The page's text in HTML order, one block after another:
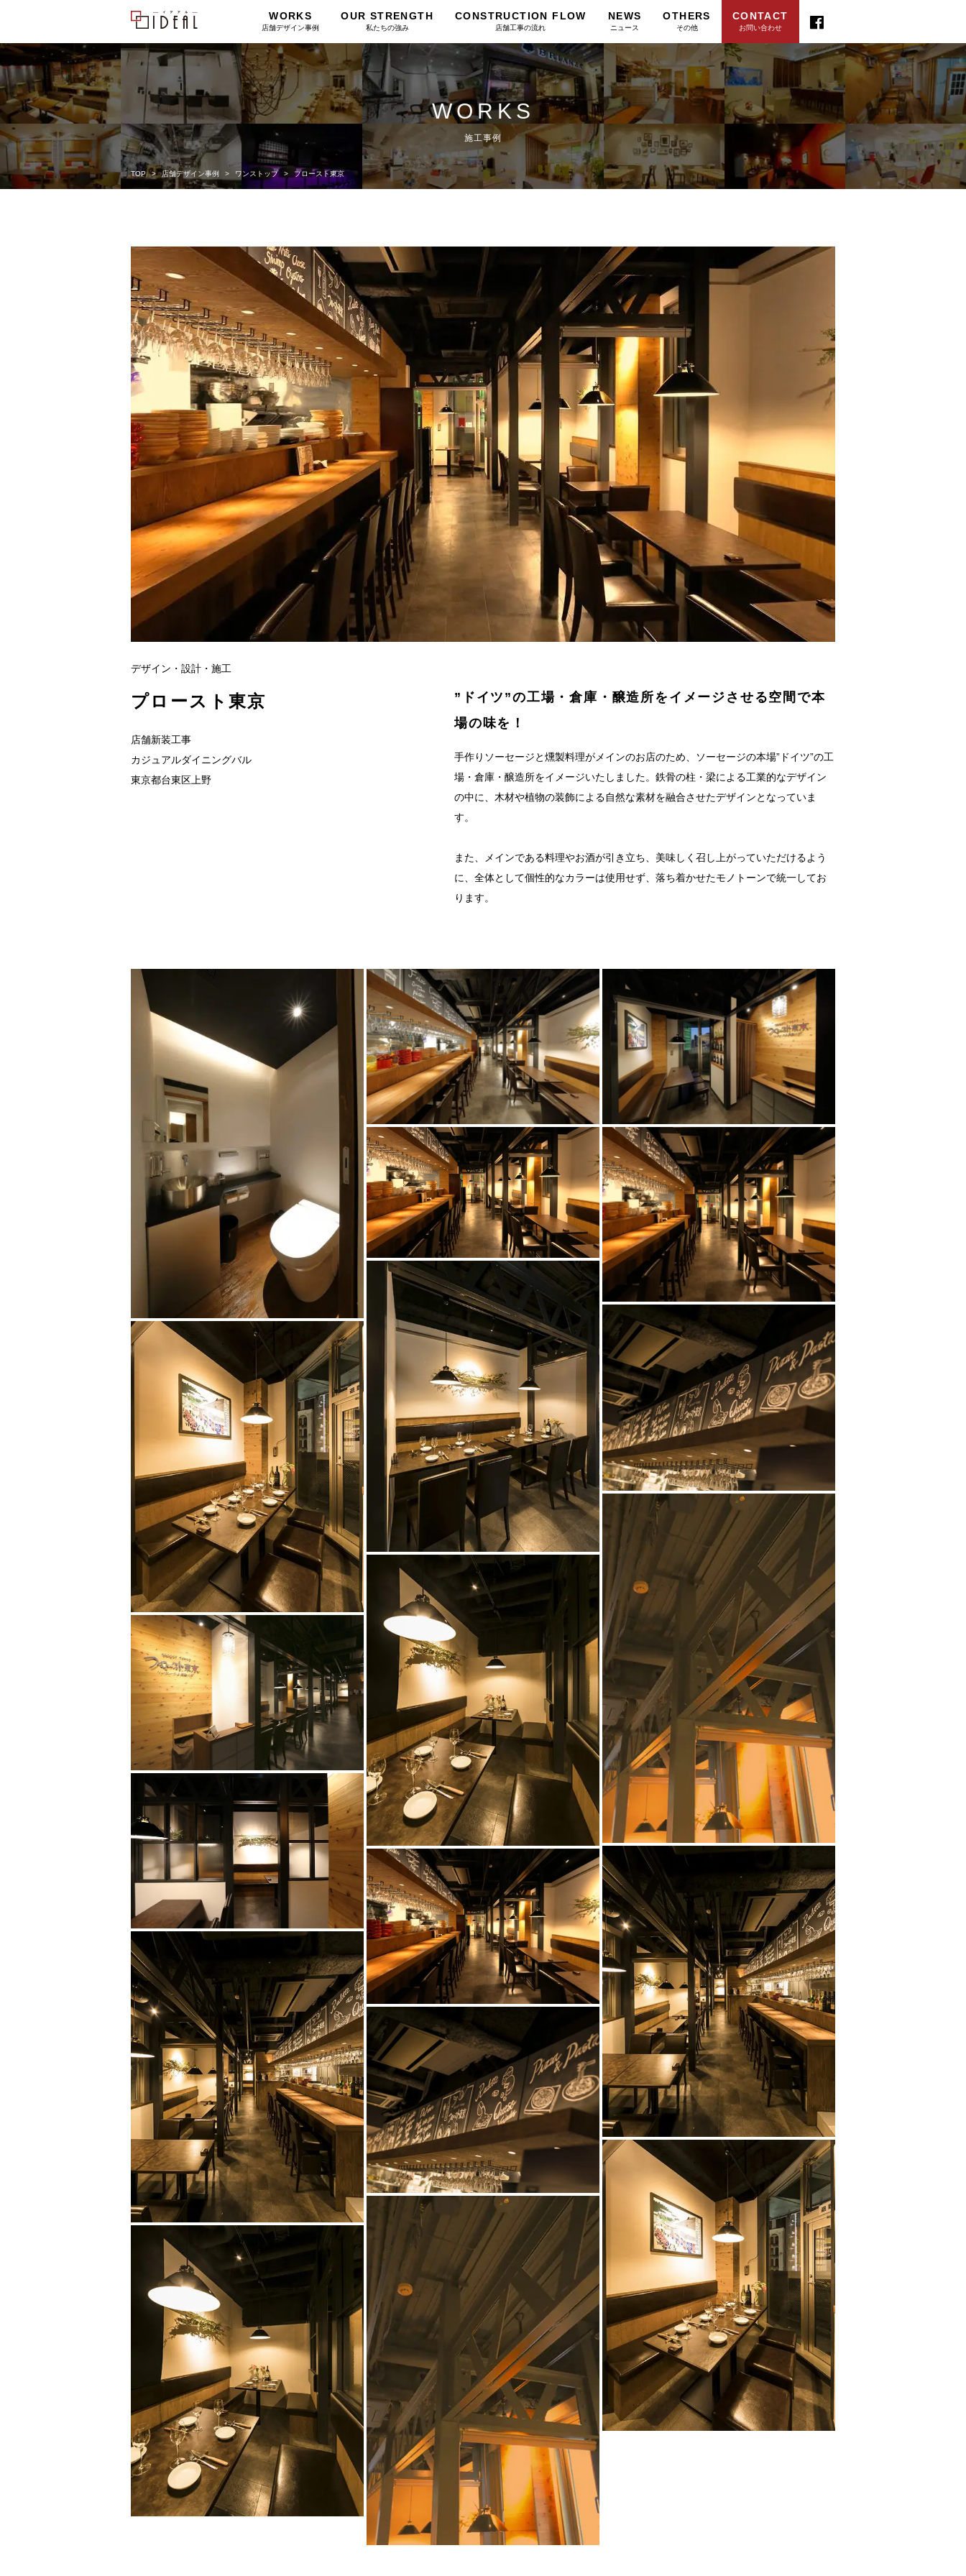
WORKS
店舗デザイン事例
OUR STRENGTH
私たちの強み
CONSTRUCTION FLOW
店舗工事の流れ
NEWS
ニュース
OTHERS
その他
CONTACT
お問い合わせ
WORKS
施工事例
TOP 店舗デザイン事例 ワンストップ プロースト東京
デザイン・設計・施工
プロースト東京
店舗新装工事
カジュアルダイニングバル
東京都台東区上野
”ドイツ”の工場・倉庫・醸造所をイメージさせる空間で本
場の味を！
手作りソーセージと燻製料理がメインのお店のため、ソーセージの本場”ドイツ”の工
場・倉庫・醸造所をイメージいたしました。鉄骨の柱・梁による工業的なデザイン
の中に、木材や植物の装飾による自然な素材を融合させたデザインとなっていま
す。
また、メインである料理やお酒が引き立ち、美味しく召し上がっていただけるよう
に、全体として個性的なカラーは使用せず、落ち着かせたモノトーンで統一してお
ります。